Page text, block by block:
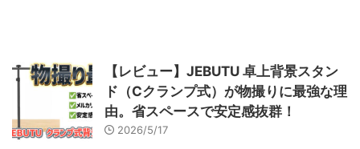
【レビュー】JEBUTU 卓上背景スタン
ド（Cクランプ式）が物撮りに最強な理
由。省スペースで安定感抜群！
2026/5/17